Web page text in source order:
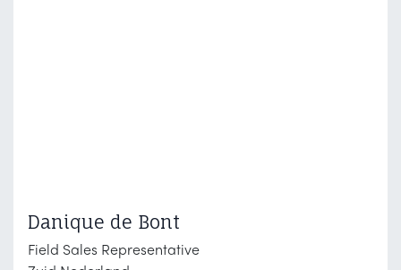
Danique de Bont
Field Sales Representative